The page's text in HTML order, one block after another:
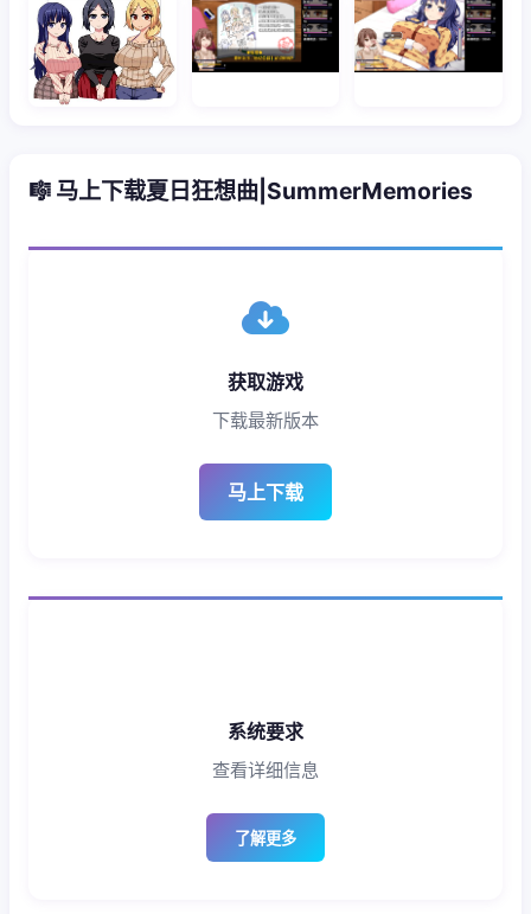
🎼 马上下载夏日狂想曲|SummerMemories
获取游戏
下载最新版本
马上下载
系统要求
查看详细信息
了解更多